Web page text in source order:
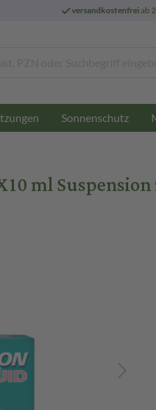
versandkostenfreiab
Sonnenschutz
ml